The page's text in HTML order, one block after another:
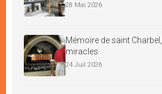
28 Mai 2026
Mémoire de saint
miracles
24 Juil 2026